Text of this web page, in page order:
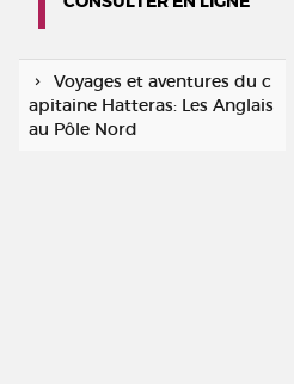
Voyages et aventures du c
apitaine Hatteras: Les Anglais
au Pôle Nord